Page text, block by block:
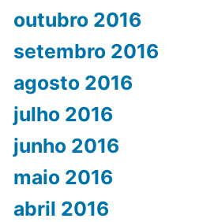
outubro 2016
setembro 2016
agosto 2016
julho 2016
junho 2016
maio 2016
abril 2016